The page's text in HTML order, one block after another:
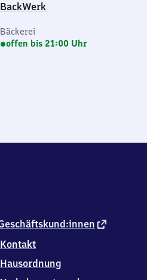
BackWerk
Bäckerei
offen bis 21:00 Uhr
externer
Kontakt
Hausordnung